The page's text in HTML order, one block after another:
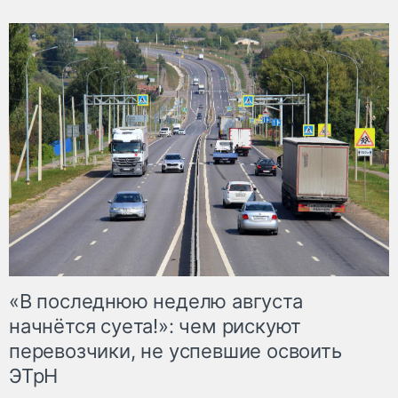
«В последнюю неделю августа
начнётся суета!»: чем рискуют
перевозчики, не успевшие освоить
ЭТрН